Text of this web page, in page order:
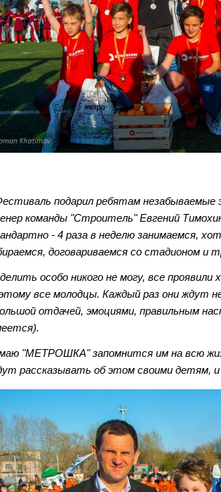
подарил ребятам незабываемые
команды "Строитель" Евгений
- 4 раза в неделю занимаемся,
договариваемся со стадионом и
особо никого не могу, все
все молодцы. Каждый раз они ждут
отдачей, эмоциями, правильным
"МЕТРОШКА" запомнится им на всю
рассказывать об этом своими детям,